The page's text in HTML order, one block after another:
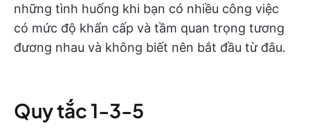
những tình huống khi bạn có nhiều công việc
có mức độ khẩn cấp và tầm quan trọng tương
đương nhau và không biết nên bắt đầu từ đâu.
Quy tắc 1-3-5